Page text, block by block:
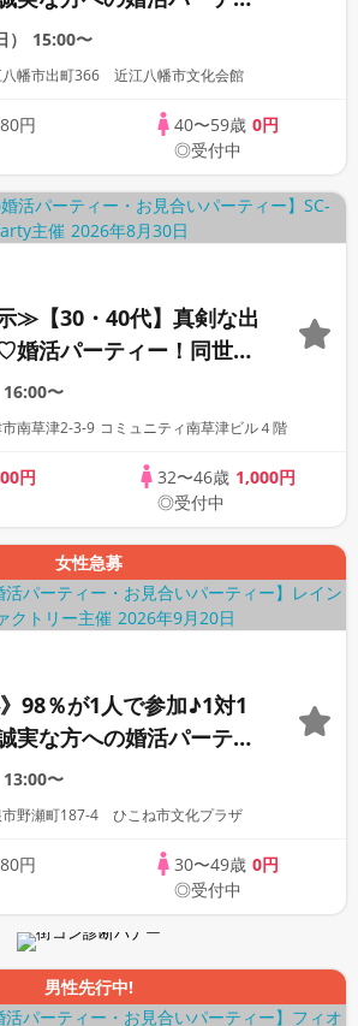
15:00〜
八幡市出町366 近江八幡市文化会館
円
40〜59歳 0円
◎受付中
≫【30・40代】真剣な出
婚活パーティー！同世代
16:00〜
南草津2-3-9 コミュニティ南草津ビル４階
円
32〜46歳 1,000円
◎受付中
女性急募
98％が1人で参加♪1対1
実な方への婚活パーティ
13:00〜
市野瀬町187-4 ひこね市文化プラザ
円
30〜49歳 0円
◎受付中
男性先行中!